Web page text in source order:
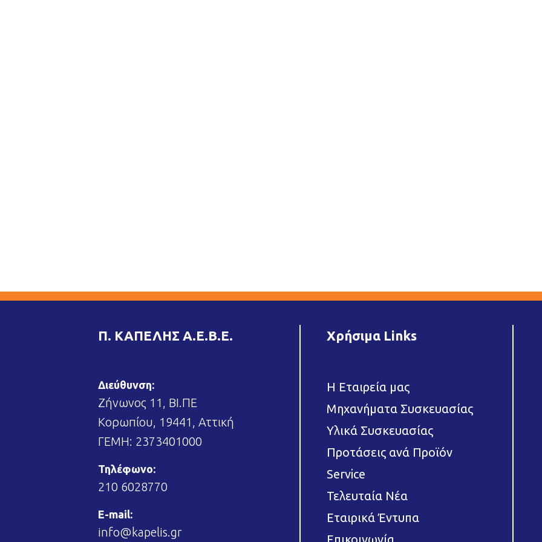
Π. ΚΑΠΕΛΗΣ Α.Ε.Β.Ε.
Διεύθυνση:
Ζήνωνος 11, ΒΙ.ΠΕ
Κορωπίου, 19441, Αττική
ΓΕΜΗ: 2373401000
Τηλέφωνο:
210 6028770
E-mail:
info@kapelis.gr
Χρήσιμα Links
Η Εταιρεία μας
Μηχανήματα Συσκευασίας
Υλικά Συσκευασίας
Προτάσεις ανά Προϊόν
Service
Τελευταία Νέα
Εταιρικά Έντυπα